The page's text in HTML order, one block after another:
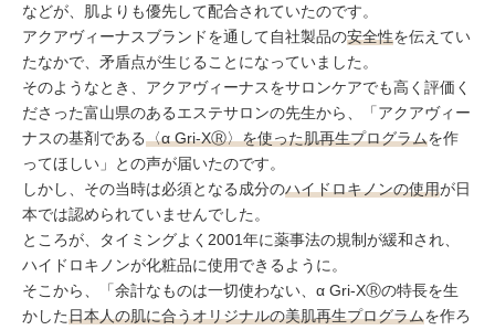
などが、肌よりも優先して配合されていたのです。
アクアヴィーナスブランドを通して自社製品の安全性を伝えてい
たなかで、矛盾点が生じることになっていました。
そのようなとき、アクアヴィーナスをサロンケアでも高く評価く
ださった富山県のあるエステサロンの先生から、「アクアヴィー
ナスの基剤である〈α Gri-XⓇ〉を使った肌再生プログラムを作
ってほしい」との声が届いたのです。
しかし、その当時は必須となる成分のハイドロキノンの使用が日
本では認められていませんでした。
ところが、タイミングよく2001年に薬事法の規制が緩和され、
ハイドロキノンが化粧品に使用できるように。
そこから、「余計なものは一切使わない、α Gri-XⓇの特長を生
かした日本人の肌に合うオリジナルの美肌再生プログラムを作ろ